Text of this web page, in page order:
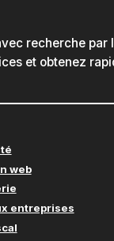
recherche par
et obtenez
web
entreprises